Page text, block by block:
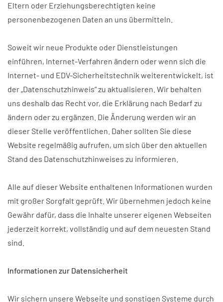
Eltern oder Erziehungsberechtigten keine
personenbezogenen Daten an uns übermitteln.
Soweit wir neue Produkte oder Dienstleistungen
einführen, Internet-Verfahren ändern oder wenn sich die
Internet- und EDV-Sicherheitstechnik weiterentwickelt, ist
der „Datenschutzhinweis“ zu aktualisieren. Wir behalten
uns deshalb das Recht vor, die Erklärung nach Bedarf zu
ändern oder zu ergänzen. Die Änderung werden wir an
dieser Stelle veröffentlichen. Daher sollten Sie diese
Website regelmäßig aufrufen, um sich über den aktuellen
Stand des Datenschutzhinweises zu informieren.
Alle auf dieser Website enthaltenen Informationen wurden
mit großer Sorgfalt geprüft. Wir übernehmen jedoch keine
Gewähr dafür, dass die Inhalte unserer eigenen Webseiten
jederzeit korrekt, vollständig und auf dem neuesten Stand
sind.
Informationen zur Datensicherheit
Wir sichern unsere Webseite und sonstigen Systeme durch